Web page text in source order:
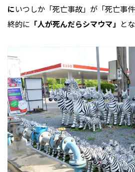
にいつしか「死亡事故」が「死亡事
終的に 「人が死んだらシマウマ」 と